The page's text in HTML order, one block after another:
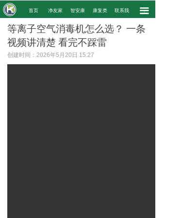
끀
. 首页 净友家 智安康 康复类 联系我 .
等离子空气消毒机怎么选？ 一条
视频讲清楚 看完不踩雷
创建时间： 2026年5月20日 15:27